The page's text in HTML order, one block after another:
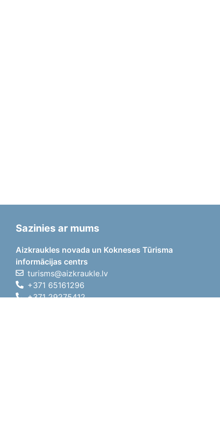
Sazinies ar mums
Aizkraukles novada un Kokneses Tūrisma
informācijas centrs
turisms@aizkraukle.lv
+371 65161296
+371 29275412